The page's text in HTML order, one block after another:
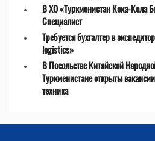
В ХО «Туркменистан Кока-Кола
Специалист
Требуется бухгалтер в
logistics»
В Посольстве Китайской
Туркменистане открыты
техника